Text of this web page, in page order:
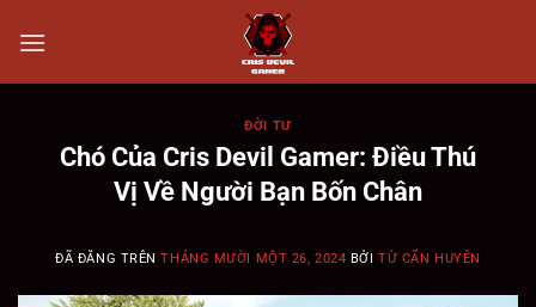
đến
ĐỜI TƯ
Chó Của Cris Devil Gamer: Điều Thú
Vị Về Người Bạn Bốn Chân
ĐÃ ĐĂNG TRÊNTHÁNG MƯỜI MỘT 26, 2024 BỞITỪ CẨN HUYÊN